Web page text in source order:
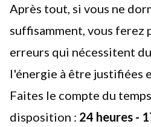
Après tout, si vous ne
suffisamment, vous ferez
erreurs qui nécessitent
l'énergie à être justifiées
Faites le compte du
disposition : 24 heures -